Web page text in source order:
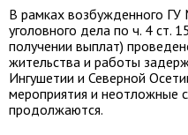
В рамках возбужденного
уголовного дела по ч. 4 ст.
получении выплат)
жительства и работы
Ингушетии и Северной
мероприятия и неотложные
продолжаются.